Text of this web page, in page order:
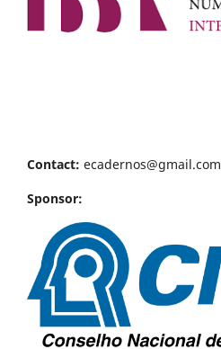
Contact: ecadernos@gmail.com
Sponsor: